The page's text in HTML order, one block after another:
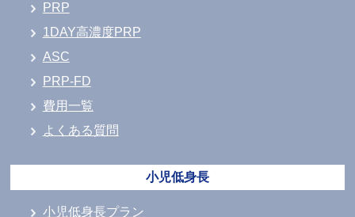
PRP
1DAY高濃度PRP
ASC
PRP-FD
費用一覧
よくある質問
小児低身長
小児低身長プラン